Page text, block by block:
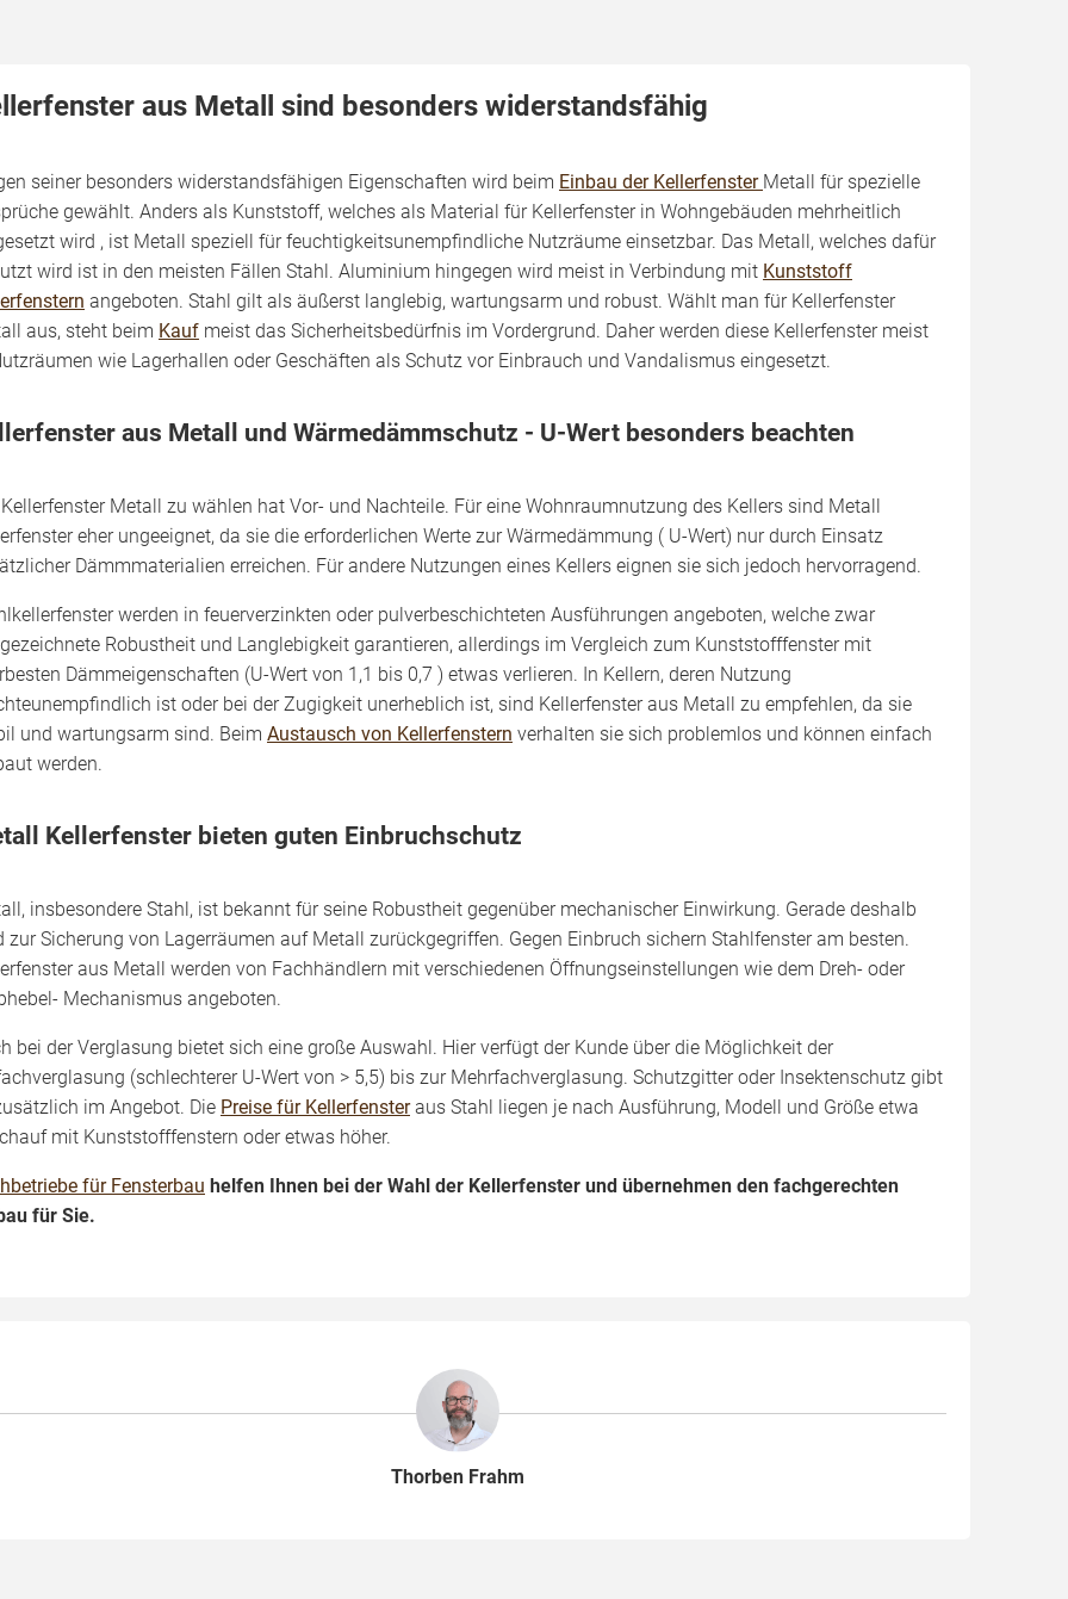
aus Metall sind besonders widerstandsfähig
seiner besonders widerstandsfähigen Eigenschaften wird beim Einbau der Kellerfenster Metall für spezielle
gewählt. Anders als Kunststoff, welches als Material für Kellerfenster in Wohngebäuden mehrheitlich
wird , ist Metall speziell für feuchtigkeitsunempfindliche Nutzräume einsetzbar. Das Metall, welches dafür
wird ist in den meisten Fällen Stahl. Aluminium hingegen wird meist in Verbindung mit Kunststoff
angeboten. Stahl gilt als äußerst langlebig, wartungsarm und robust. Wählt man für Kellerfenster
aus, steht beim Kauf meist das Sicherheitsbedürfnis im Vordergrund. Daher werden diese Kellerfenster meist
wie Lagerhallen oder Geschäften als Schutz vor Einbrauch und Vandalismus eingesetzt.
aus Metall und Wärmedämmschutz - U-Wert besonders beachten
Metall zu wählen hat Vor- und Nachteile. Für eine Wohnraumnutzung des Kellers sind Metall
eher ungeeignet, da sie die erforderlichen Werte zur Wärmedämmung ( U-Wert) nur durch Einsatz
Dämmmaterialien erreichen. Für andere Nutzungen eines Kellers eignen sie sich jedoch hervorragend.
werden in feuerverzinkten oder pulverbeschichteten Ausführungen angeboten, welche zwar
Robustheit und Langlebigkeit garantieren, allerdings im Vergleich zum Kunststofffenster mit
Dämmeigenschaften (U-Wert von 1,1 bis 0,7 ) etwas verlieren. In Kellern, deren Nutzung
ist oder bei der Zugigkeit unerheblich ist, sind Kellerfenster aus Metall zu empfehlen, da sie
und wartungsarm sind. Beim Austausch von Kellerfenstern verhalten sie sich problemlos und können einfach
werden.
Kellerfenster bieten guten Einbruchschutz
insbesondere Stahl, ist bekannt für seine Robustheit gegenüber mechanischer Einwirkung. Gerade deshalb
zur Sicherung von Lagerräumen auf Metall zurückgegriffen. Gegen Einbruch sichern Stahlfenster am besten.
aus Metall werden von Fachhändlern mit verschiedenen Öffnungseinstellungen wie dem Dreh- oder
Mechanismus angeboten.
bei der Verglasung bietet sich eine große Auswahl. Hier verfügt der Kunde über die Möglichkeit der
(schlechterer U-Wert von > 5,5) bis zur Mehrfachverglasung. Schutzgitter oder Insektenschutz gibt
im Angebot. Die Preise für Kellerfensteraus Stahl liegen je nach Ausführung, Modell und Größe etwa
mit Kunststofffenstern oder etwas höher.
für Fensterbau helfen Ihnen bei der Wahl der Kellerfenster und übernehmen den fachgerechten
für Sie.
Thorben Frahm